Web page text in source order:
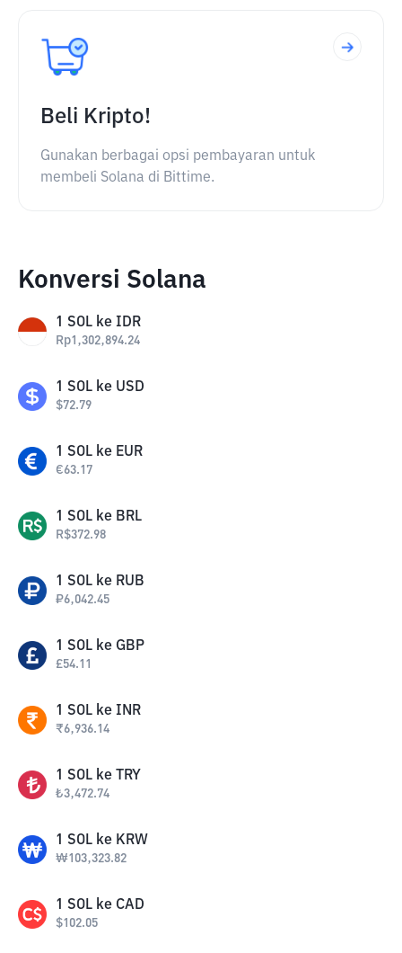
Beli Kripto!
Gunakan berbagai opsi pembayaran untuk
membeli Solana di Bittime.
Konversi Solana
1 SOL ke IDR
Rp1,302,894.24
1 SOL ke USD
$72.79
1 SOL ke EUR
€63.17
1 SOL ke BRL
R$372.98
1 SOL ke RUB
₽6,042.45
1 SOL ke GBP
£54.11
1 SOL ke INR
₹6,936.14
1 SOL ke TRY
₺3,472.74
1 SOL ke KRW
₩103,323.82
1 SOL ke CAD
$102.05